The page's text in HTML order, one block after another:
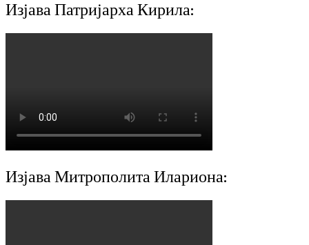
Изјава Патријарха Кирила:
Изјава Митрополита Илариона: